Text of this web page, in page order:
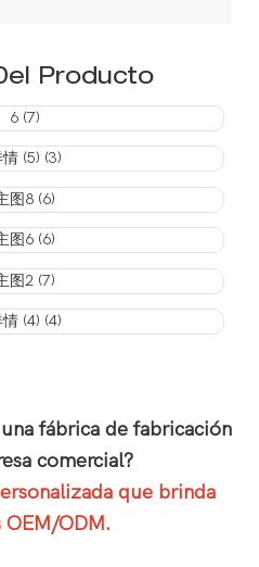
Producto
fábrica de fabricación
comercial?
que brinda
OEM/ODM.